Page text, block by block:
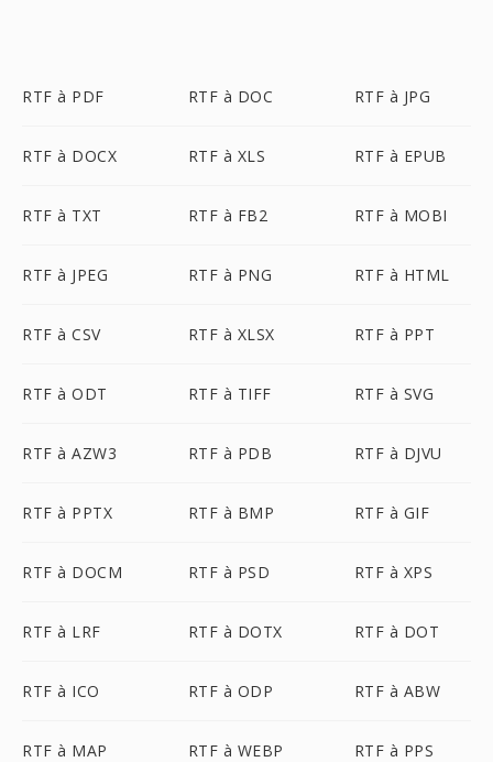
RTF à PDF RTF à DOC RTF à JPG
RTF à DOCX RTF à XLS RTF à EPUB
RTF à TXT RTF à FB2 RTF à MOBI
RTF à JPEG RTF à PNG RTF à HTML
RTF à CSV RTF à XLSX RTF à PPT
RTF à ODT RTF à TIFF RTF à SVG
RTF à AZW3 RTF à PDB RTF à DJVU
RTF à PPTX RTF à BMP RTF à GIF
RTF à DOCM RTF à PSD RTF à XPS
RTF à LRF RTF à DOTX RTF à DOT
RTF à ICO RTF à ODP RTF à ABW
RTF à MAP RTF à WEBP RTF à PPS